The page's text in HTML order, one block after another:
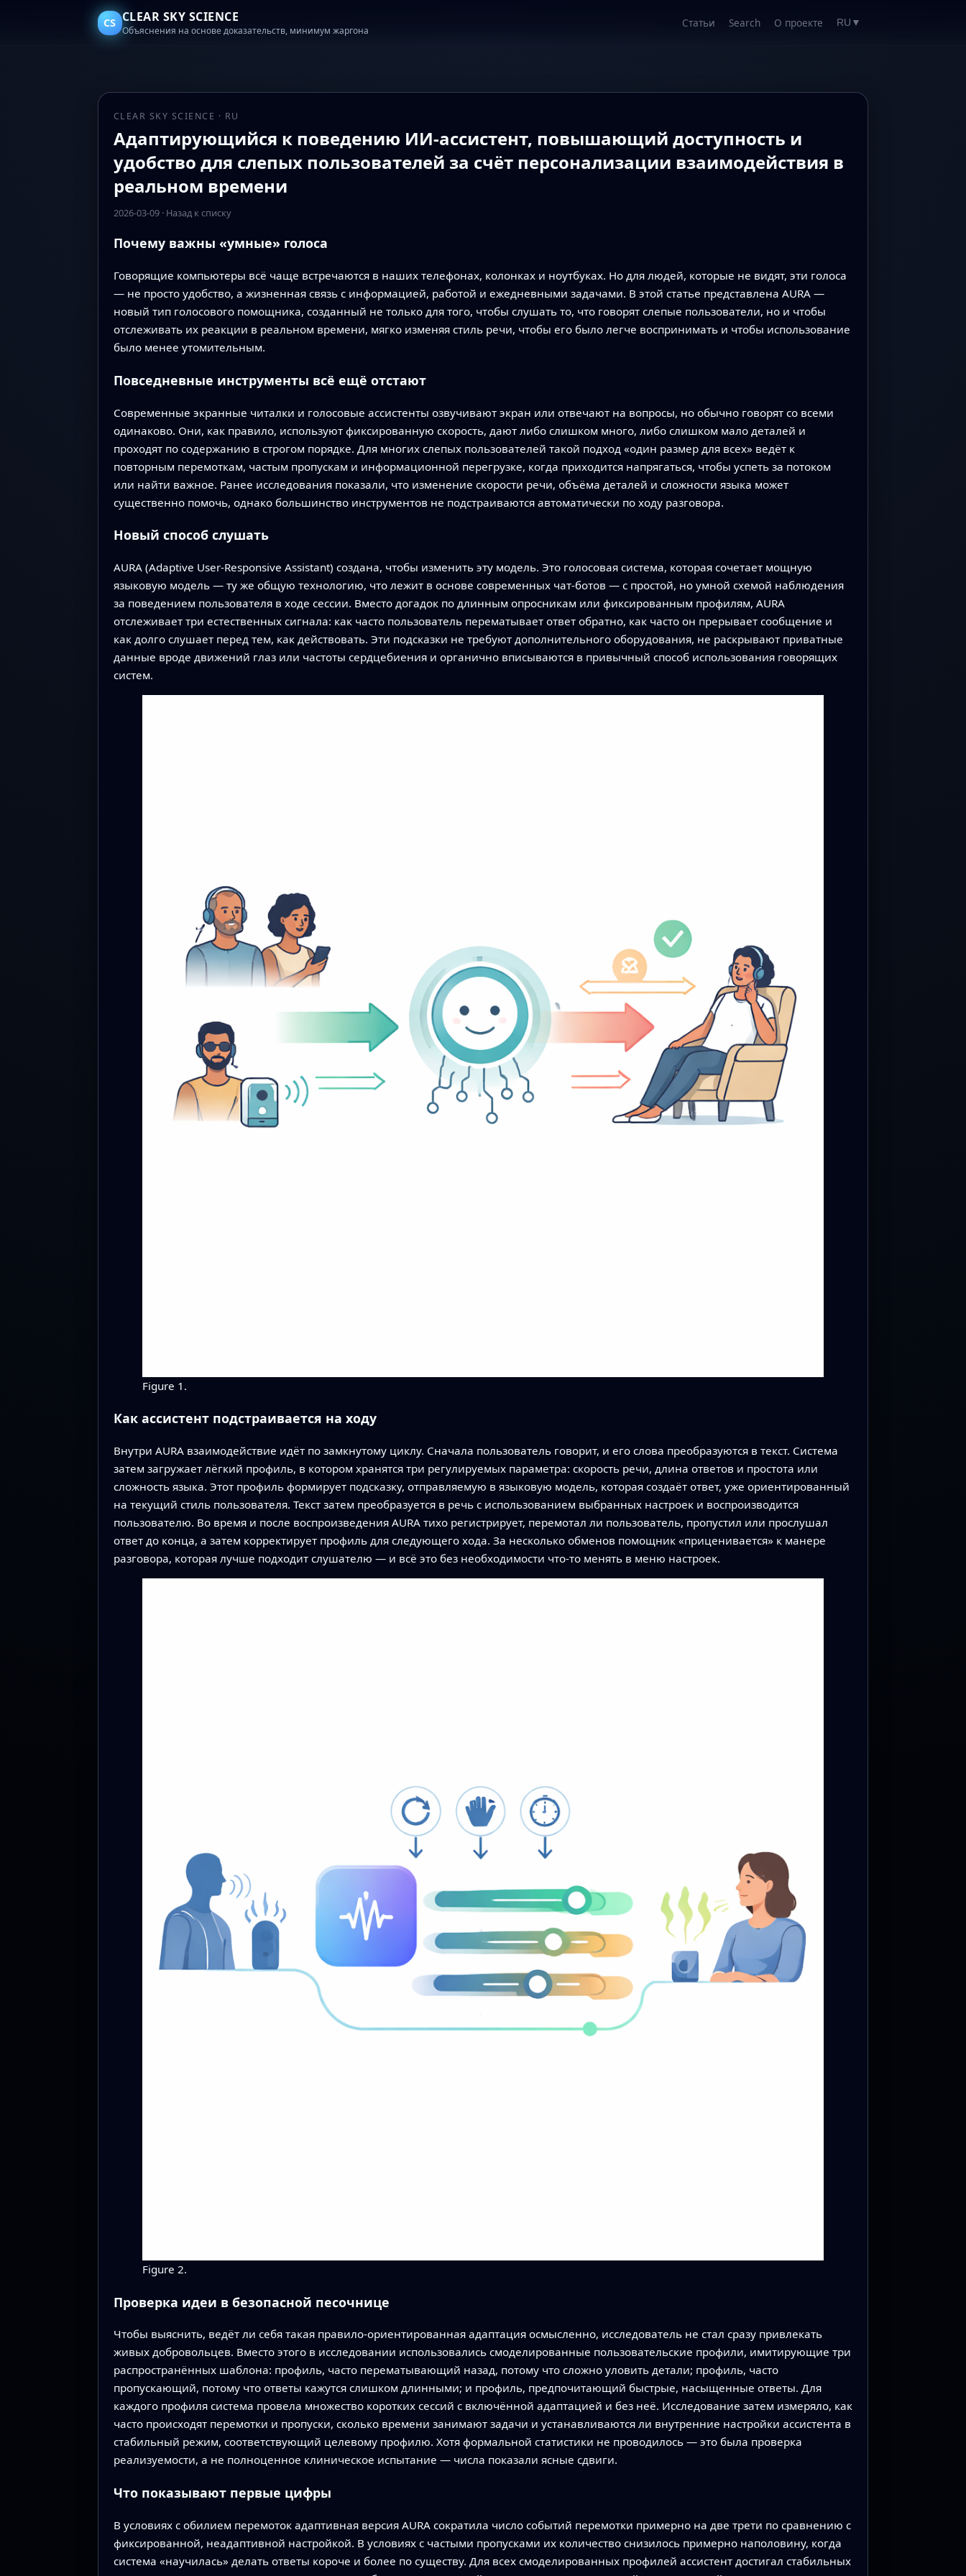
CS CLEAR SKY SCIENCE
Объяснения на основе доказательств, минимум жаргона
Статьи Search О проекте RU ▼
CLEAR SKY SCIENCE · RU
Адаптирующийся к поведению ИИ‑ассистент, повышающий доступность и
удобство для слепых пользователей за счёт персонализации взаимодействия в
реальном времени
2026-03-09· Назад к списку
Почему важны «умные» голоса
Говорящие компьютеры всё чаще встречаются в наших телефонах, колонках и ноутбуках. Но для людей, которые не видят, эти голоса
— не просто удобство, а жизненная связь с информацией, работой и ежедневными задачами. В этой статье представлена AURA —
новый тип голосового помощника, созданный не только для того, чтобы слушать то, что говорят слепые пользователи, но и чтобы
отслеживать их реакции в реальном времени, мягко изменяя стиль речи, чтобы его было легче воспринимать и чтобы использование
было менее утомительным.
Повседневные инструменты всё ещё отстают
Современные экранные читалки и голосовые ассистенты озвучивают экран или отвечают на вопросы, но обычно говорят со всеми
одинаково. Они, как правило, используют фиксированную скорость, дают либо слишком много, либо слишком мало деталей и
проходят по содержанию в строгом порядке. Для многих слепых пользователей такой подход «один размер для всех» ведёт к
повторным перемоткам, частым пропускам и информационной перегрузке, когда приходится напрягаться, чтобы успеть за потоком
или найти важное. Ранее исследования показали, что изменение скорости речи, объёма деталей и сложности языка может
существенно помочь, однако большинство инструментов не подстраиваются автоматически по ходу разговора.
Новый способ слушать
AURA (Adaptive User-Responsive Assistant) создана, чтобы изменить эту модель. Это голосовая система, которая сочетает мощную
языковую модель — ту же общую технологию, что лежит в основе современных чат‑ботов — с простой, но умной схемой наблюдения
за поведением пользователя в ходе сессии. Вместо догадок по длинным опросникам или фиксированным профилям, AURA
отслеживает три естественных сигнала: как часто пользователь перематывает ответ обратно, как часто он прерывает сообщение и
как долго слушает перед тем, как действовать. Эти подсказки не требуют дополнительного оборудования, не раскрывают приватные
данные вроде движений глаз или частоты сердцебиения и органично вписываются в привычный способ использования говорящих
систем.
Figure 1.
Как ассистент подстраивается на ходу
Внутри AURA взаимодействие идёт по замкнутому циклу. Сначала пользователь говорит, и его слова преобразуются в текст. Система
затем загружает лёгкий профиль, в котором хранятся три регулируемых параметра: скорость речи, длина ответов и простота или
сложность языка. Этот профиль формирует подсказку, отправляемую в языковую модель, которая создаёт ответ, уже ориентированный
на текущий стиль пользователя. Текст затем преобразуется в речь с использованием выбранных настроек и воспроизводится
пользователю. Во время и после воспроизведения AURA тихо регистрирует, перемотал ли пользователь, пропустил или прослушал
ответ до конца, а затем корректирует профиль для следующего хода. За несколько обменов помощник «приценивается» к манере
разговора, которая лучше подходит слушателю — и всё это без необходимости что‑то менять в меню настроек.
Figure 2.
Проверка идеи в безопасной песочнице
Чтобы выяснить, ведёт ли себя такая правило‑ориентированная адаптация осмысленно, исследователь не стал сразу привлекать
живых добровольцев. Вместо этого в исследовании использовались смоделированные пользовательские профили, имитирующие три
распространённых шаблона: профиль, часто перематывающий назад, потому что сложно уловить детали; профиль, часто
пропускающий, потому что ответы кажутся слишком длинными; и профиль, предпочитающий быстрые, насыщенные ответы. Для
каждого профиля система провела множество коротких сессий с включённой адаптацией и без неё. Исследование затем измеряло, как
часто происходят перемотки и пропуски, сколько времени занимают задачи и устанавливаются ли внутренние настройки ассистента в
стабильный режим, соответствующий целевому профилю. Хотя формальной статистики не проводилось — это была проверка
реализуемости, а не полноценное клиническое испытание — числа показали ясные сдвиги.
Что показывают первые цифры
В условиях с обилием перемоток адаптивная версия AURA сократила число событий перемотки примерно на две трети по сравнению с
фиксированной, неадаптивной настройкой. В условиях с частыми пропусками их количество снизилось примерно наполовину, когда
система «научилась» делать ответы короче и более по существу. Для всех смоделированных профилей ассистент достигал стабильных